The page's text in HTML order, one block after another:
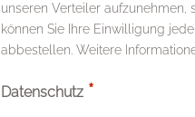
unseren Verteiler aufzunehmen,
können Sie Ihre Einwilligung
abbestellen. Weitere
Datenschutz *